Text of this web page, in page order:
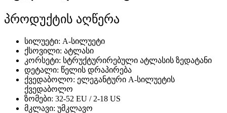
პროდუქტის აღწერა
სილუეტი: A-სილუეტი
ქსოვილი: ატლასი
კორსეტი: სტრუქტურირებული ატლასის ზედატანი
დეტალი: წელის დრაპირება
ქვედაბოლო: ელეგანტური A-სილუეტის
ქვედაბოლო
ზომები: 32-52 EU / 2-18 US
მკლავი: უმკლავო